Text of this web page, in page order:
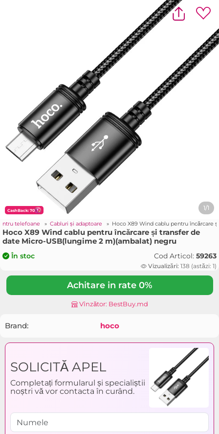
CashBack: 70 1/1
telefoane » Cabluri și adaptoare » Hoco X89 Wind cablu pentru încărcare
Hoco X89 Wind cablu pentru încărcare și transfer de
date Micro-USB(lungime 2 m)(ambalat) negru
În stoc Cod Articol: 59263
Vizualizări: 138 (astăzi: 1)
Achitare in rate 0%
Vînzător: BestBuy.md
Brand: hoco
SOLICITĂ APEL
Completați formularul și specialiștii
noștri vă vor contacta în curând.